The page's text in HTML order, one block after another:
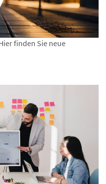
finden Sie neue